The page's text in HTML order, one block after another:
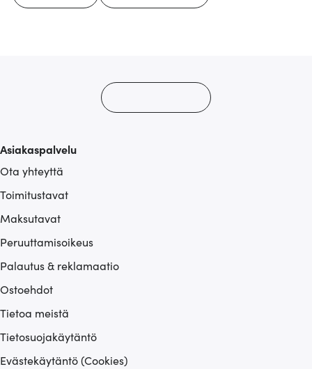
Asiakaspalvelu
Ota yhteyttä
Toimitustavat
Maksutavat
Peruuttamisoikeus
Palautus & reklamaatio
Ostoehdot
Tietoa meistä
Tietosuojakäytäntö
Evästekäytäntö (Cookies)